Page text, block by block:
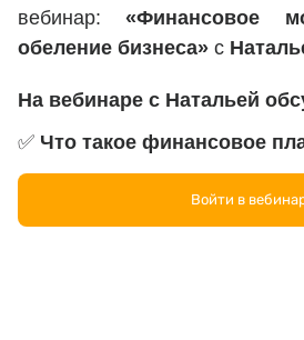
вебинар:«Финансовое
обеление бизнеса» с
На вебинаре с Натальей
✅ Что такое финансовое
оно работает? Связь
Войти в